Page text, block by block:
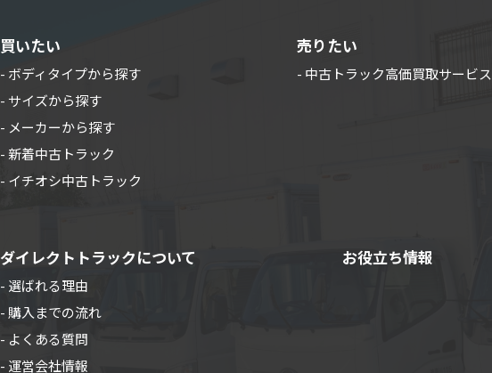
買いたい
- ボディタイプから探す
- サイズから探す
- メーカーから探す
- 新着中古トラック
- イチオシ中古トラック
売りたい
- 中古トラック高価買取サービス
ダイレクトトラックについて
- 選ばれる理由
- 購入までの流れ
- よくある質問
- 運営会社情報
お役立ち情報